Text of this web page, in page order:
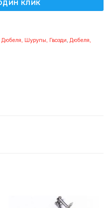
Дюбеля, Шурупы, Гвозди, Дюбеля,